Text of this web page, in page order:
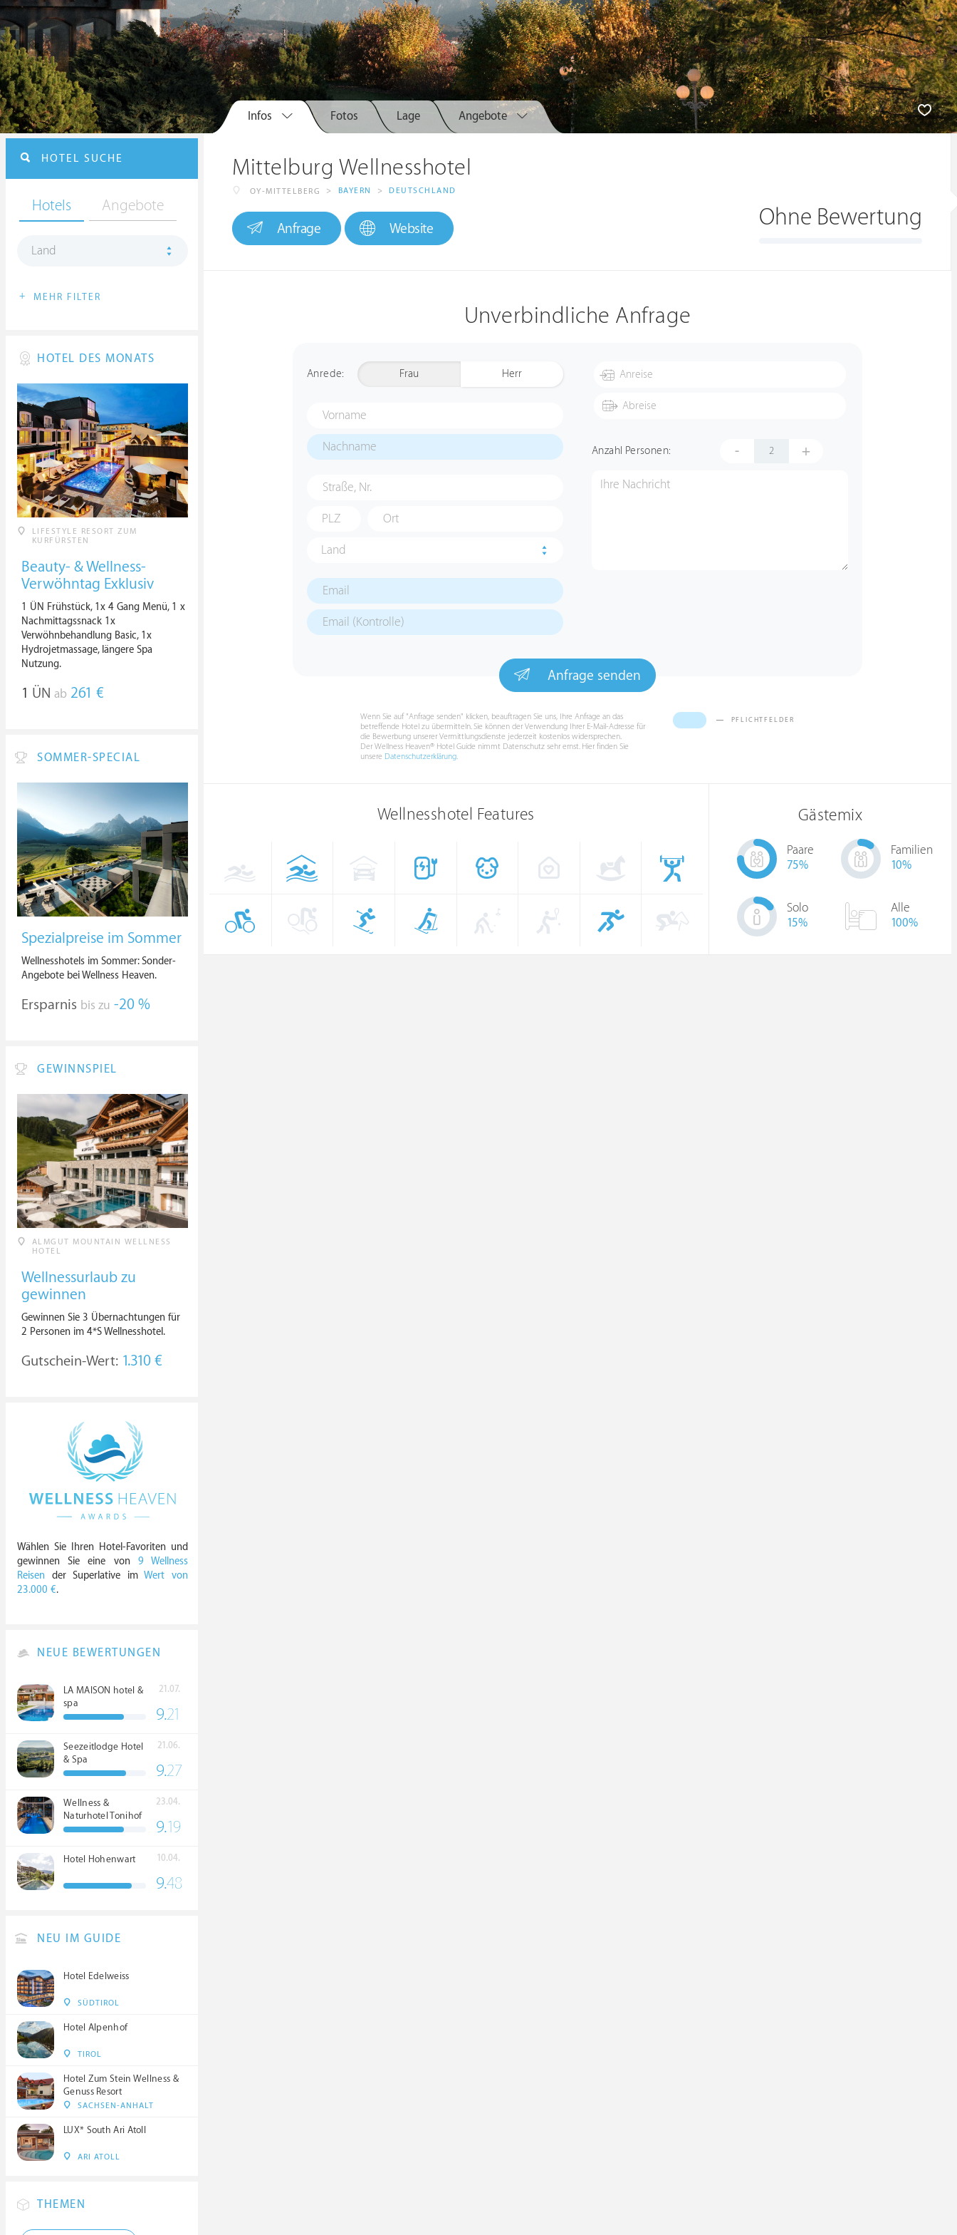
Infos Fotos Lage Angebote
Mittelburg Wellnesshotel
OY-MITTELBERG > BAYERN > DEUTSCHLAND
Anfrage Website Ohne Bewertung
Unverbindliche Anfrage
Anrede: Frau Herr
Land
Anzahl Personen: - +
Anfrage senden
PFLICHTFELDER
Wenn Sie auf "Anfrage senden" klicken, beauftragen Sie uns, Ihre Anfrage an das
betreffende Hotel zu übermitteln. Sie können der Verwendung Ihrer E-Mail-Adresse für
die Bewerbung unserer Vermittlungsdienste jederzeit kostenlos widersprechen.
Der Wellness Heaven® Hotel Guide nimmt Datenschutz sehr ernst. Hier finden Sie
unsere Datenschutzerklärung.
Wellnesshotel Features Gästemix
Paare
75%
Familien
10%
Solo
15%
Alle
100%
HOTEL SUCHE
Hotels Angebote
Land
+ MEHR FILTER
HOTEL DES MONATS
LIFESTYLE RESORT ZUM
KURFÜRSTEN
Beauty- & Wellness-
Verwöhntag Exklusiv
1 ÜN Frühstück, 1x 4 Gang Menü, 1 x
Nachmittagssnack 1x
Verwöhnbehandlung Basic, 1x
Hydrojetmassage, längere Spa
Nutzung.
1 ÜN ab 261 €
SOMMER-SPECIAL
Spezialpreise im Sommer
Wellnesshotels im Sommer: Sonder-
Angebote bei Wellness Heaven.
Ersparnis bis zu -20 %
GEWINNSPIEL
ALMGUT MOUNTAIN WELLNESS
HOTEL
Wellnessurlaub zu
gewinnen
Gewinnen Sie 3 Übernachtungen für
2 Personen im 4*S Wellnesshotel.
Gutschein-Wert: 1.310 €
Wählen Sie Ihren Hotel-Favoriten und
gewinnen Sie eine von 9 Wellness
Reisen der Superlative imWert von
23.000 €.
NEUE BEWERTUNGEN
LA MAISON hotel &
spa
21.07.
9.21
Seezeitlodge Hotel
& Spa
21.06.
9.27
Wellness &
Naturhotel Tonihof
****S
23.04.
9.19
Hotel Hohenwart 10.04.
9.48
NEU IM GUIDE
Hotel Edelweiss
SÜDTIROL
Hotel Alpenhof
TIROL
Hotel Zum Stein Wellness &
Genuss Resort
SACHSEN-ANHALT
LUX* South Ari Atoll
ARI ATOLL
THEMEN